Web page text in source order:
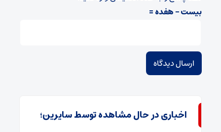
بیست − هفده =
اخباری در حال مشاهده توسط سایرین؛